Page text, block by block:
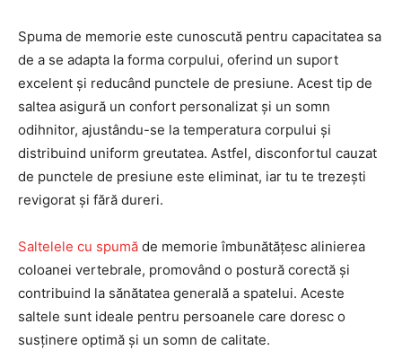
Spuma de memorie este cunoscută pentru capacitatea sa
de a se adapta la forma corpului, oferind un suport
excelent și reducând punctele de presiune. Acest tip de
saltea asigură un confort personalizat și un somn
odihnitor, ajustându-se la temperatura corpului și
distribuind uniform greutatea. Astfel, disconfortul cauzat
de punctele de presiune este eliminat, iar tu te trezești
revigorat și fără dureri.
Saltelele cu spumă de memorie îmbunătățesc alinierea
coloanei vertebrale, promovând o postură corectă și
contribuind la sănătatea generală a spatelui. Aceste
saltele sunt ideale pentru persoanele care doresc o
susținere optimă și un somn de calitate.